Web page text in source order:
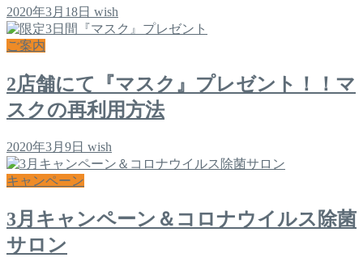
2020年3月18日 wish
ご案内
2店舗にて『マスク』プレゼント！！マ
スクの再利用方法
2020年3月9日 wish
キャンペーン
3月キャンペーン＆コロナウイルス除菌
サロン